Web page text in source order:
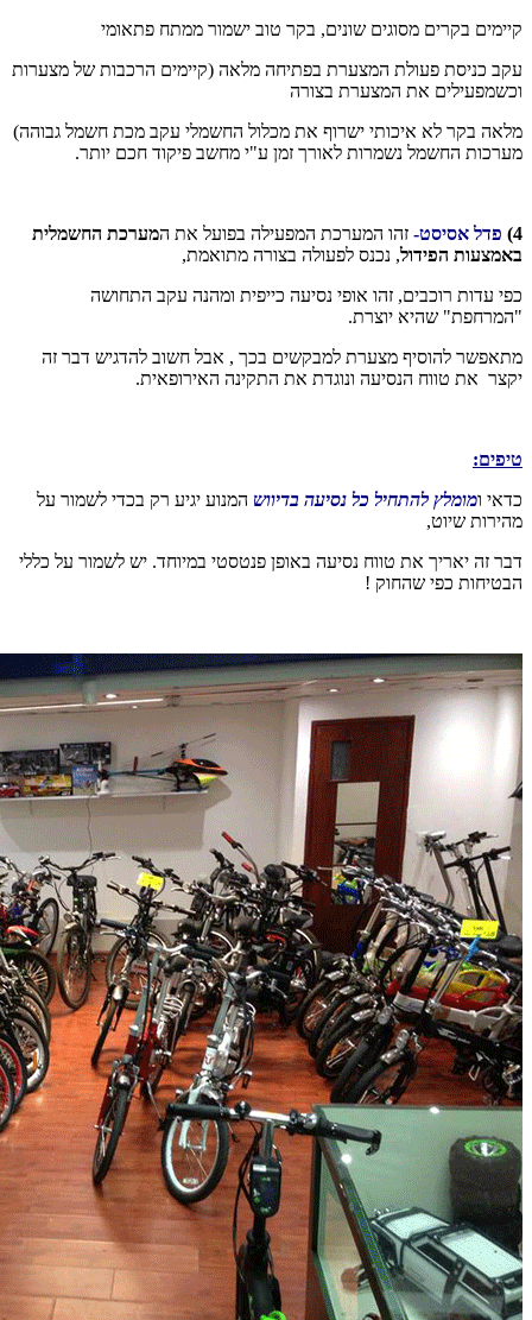
קיימים בקרים מסוגים שונים, בקר טוב ישמור ממתח פתאומי
עקב כניסת פעולת המצערת בפתיחה מלאה (קיימים הרכבות של מצערות
וכשמפעילים את המצערת בצורה
מלאה בקר לא איכותי ישרוף את מכלול החשמלי עקב מכת חשמל גבוהה)
מערכות החשמל נשמרות לאורך זמן ע"י מחשב פיקוד חכם יותר.
4) פדל אסיסט- זהו המערכת המפעילה בפועל את המערכת החשמלית
באמצעות הפידול, נכנס לפעולה בצורה מתואמת,
כפי עדות רוכבים, זהו אופי נסיעה כייפית ומהנה עקב התחושה
"המרחפת" שהיא יוצרת.
מתאפשר להוסיף מצערת למבקשים בכך , אבל חשוב להדגיש דבר זה
יקצר את טווח הנסיעה ונוגדת את התקינה האירופאית.
​טיפים:
כדאי ומומלץ להתחיל כל נסיעה בדיווש המנוע יגיע רק בכדי לשמור על
מהירות שיוט,
דבר זה יאריך את טווח נסיעה באופן פנטסטי במיוחד. יש לשמור על כללי
הבטיחות כפי שהחוק !